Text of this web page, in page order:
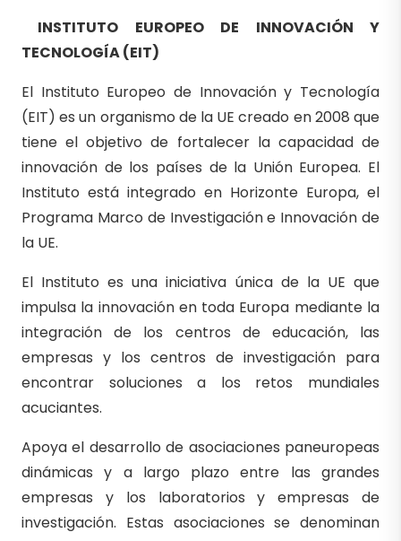
INSTITUTO EUROPEO DE INNOVACIÓN Y
TECNOLOGÍA (EIT)
El Instituto Europeo de Innovación y Tecnología
(EIT) es un organismo de la UE creado en 2008 que
tiene el objetivo de fortalecer la capacidad de
innovación de los países de la Unión Europea. El
Instituto está integrado en Horizonte Europa, el
Programa Marco de Investigación e Innovación de
la UE.
El Instituto es una iniciativa única de la UE que
impulsa la innovación en toda Europa mediante la
integración de los centros de educación, las
empresas y los centros de investigación para
encontrar soluciones a los retos mundiales
acuciantes.
Apoya el desarrollo de asociaciones paneuropeas
dinámicas y a largo plazo entre las grandes
empresas y los laboratorios y empresas de
investigación. Estas asociaciones se denominan